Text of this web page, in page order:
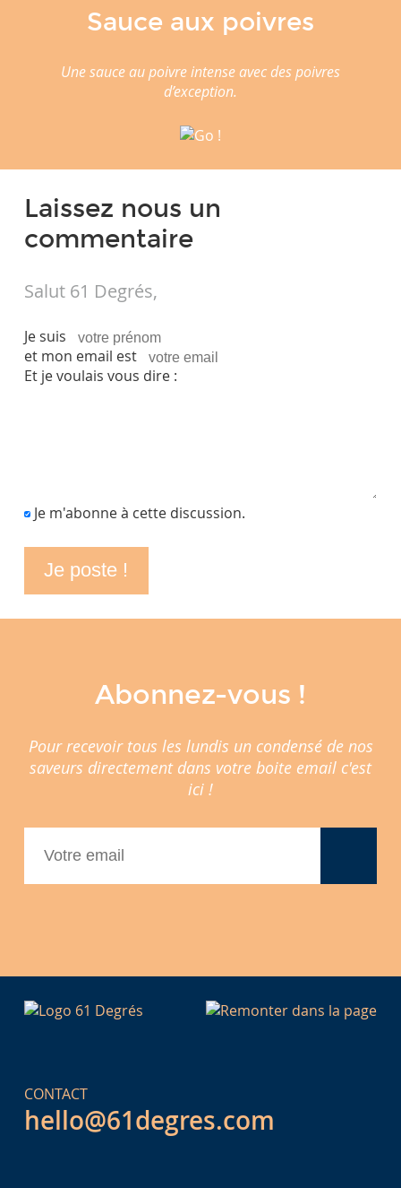
Sauce aux poivres
Une sauce au poivre intense avec des poivres
d’exception.
Laissez nous un
commentaire
Salut 61 Degrés,
Je suis
et mon email est
Et je voulais vous dire :
Je m'abonne à cette discussion.
Abonnez-vous !
Pour recevoir tous les lundis un condensé de nos
saveurs directement dans votre boite email c'est
ici !
CONTACT
hello@61degres.com